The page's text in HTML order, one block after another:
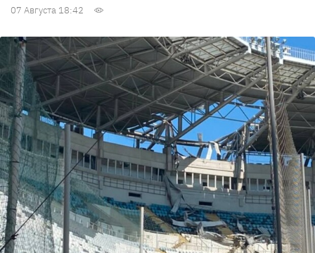
07 Августа 18:42